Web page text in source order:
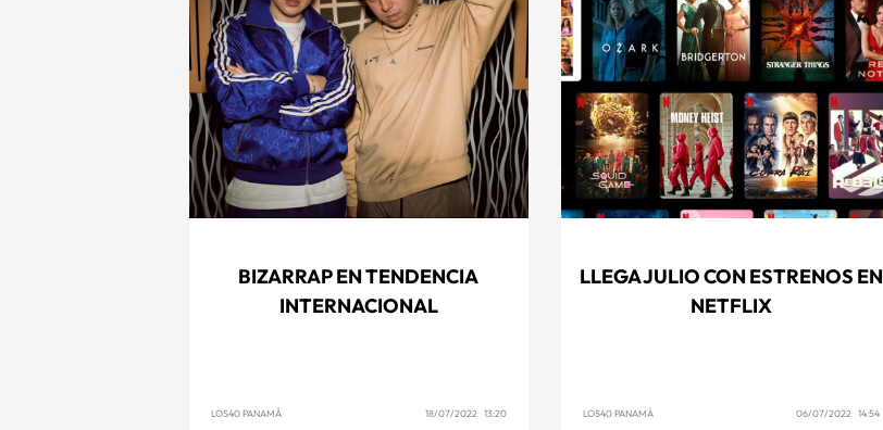
BIZARRAP EN TENDENCIA
INTERNACIONAL
LOS40 PANAMÁ 18/07/2022 13:20
LLEGA JULIO CON ESTRENOS EN
NETFLIX
LOS40 PANAMÁ 06/07/2022 14:54